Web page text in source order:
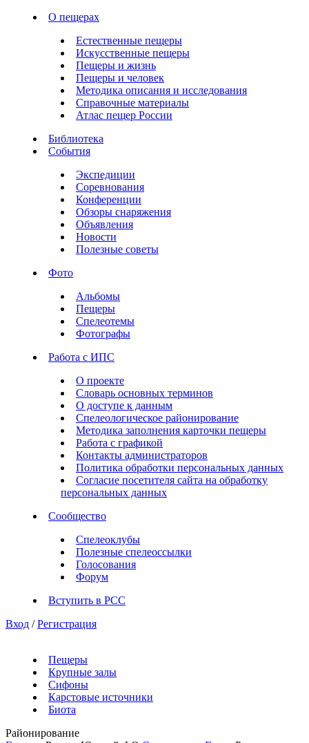
О пещерах
Естественные пещеры
Искусственные пещеры
Пещеры и жизнь
Пещеры и человек
Методика описания и исследования
Справочные материалы
Атлас пещер России
Библиотека
События
Экспедиции
Соревнования
Конференции
Обзоры снаряжения
Объявления
Новости
Полезные советы
Фото
Альбомы
Пещеры
Спелеотемы
Фотографы
Работа с ИПС
О проекте
Словарь основных терминов
О доступе к данным
Спелеологическое районирование
Методика заполнения карточки пещеры
Работа с графикой
Контакты администраторов
Политика обработки персональных данных
Согласие посетителя сайта на обработку
персональных данных
Сообщество
Спелеоклубы
Полезные спелеоссылки
Голосования
Форум
Вступить в РСС
Вход / Регистрация
Пещеры
Крупные залы
Сифоны
Карстовые источники
Биота
Районирование